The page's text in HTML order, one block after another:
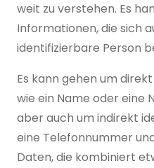
weit zu verstehen. Es
Informationen, die sich
identifizierbare Person
Es kann gehen um
wie ein Name oder eine
aber auch um indirekt
eine Telefonnummer
Daten, die kombiniert